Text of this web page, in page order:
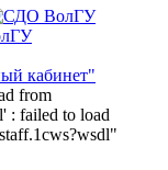
кабинет"
from
: failed to load